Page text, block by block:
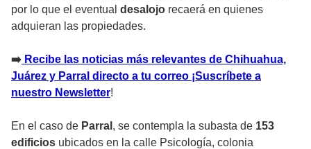
por lo que el eventual desalojo recaerá en quienes
adquieran las propiedades.
➡️ Recibe las noticias más relevantes de Chihuahua,
Juárez y Parral directo a tu correo ¡Suscríbete a
nuestro Newsletter!
En el caso de Parral , se contempla la subasta de 153
edificios ubicados en la calle Psicología, colonia